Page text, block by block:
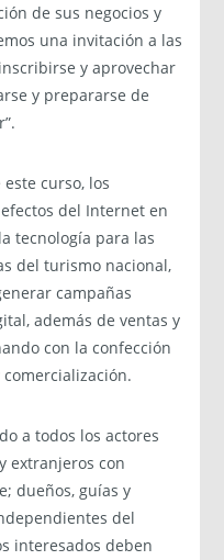
de sus negocios y
una invitación a las
y aprovechar
y prepararse de
curso, los
del Internet en
tecnología para las
del turismo nacional,
campañas
además de ventas y
con la confección
a todos los actores
extranjeros con
dueños, guías y
del
interesados deben